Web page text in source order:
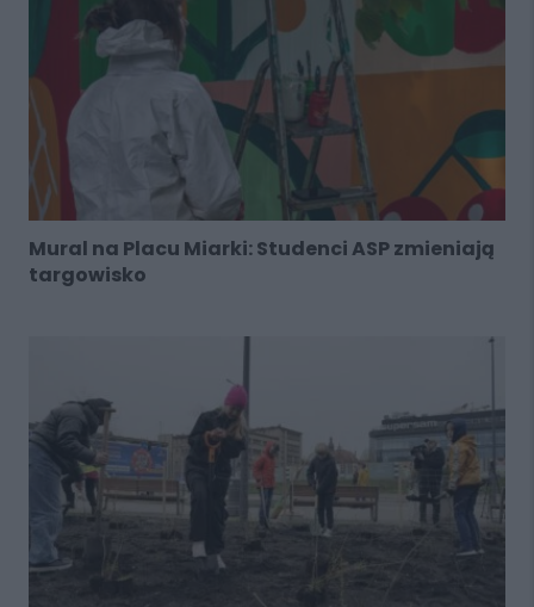
Mural na Placu Miarki: Studenci ASP zmieniają
targowisko